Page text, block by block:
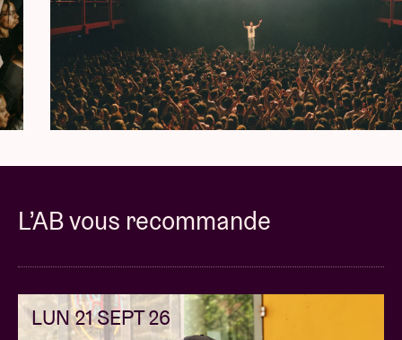
scènes du monde entier et enchaine les
collaborations de luxe (notamment avec Tom Misch
et Jordan Rakei). Il dévoile “Not Waving, but
Drowning” en 2019 et décroche la 3ième place des
charts UK dès sa sortie. Loyle Carner est un
condensé de passion et de talent brut unanimement
Knows (Ladas Road)", trois titres forts sortis cet été
en préambule à ‘hugo’, sa nouvelle réalisation qui
d’artiste et sa position de fils et de père. Une
rencontre indispensable prévue le 25 janvier 2023
L’AB vous recommande
LUN 21 SEPT 26